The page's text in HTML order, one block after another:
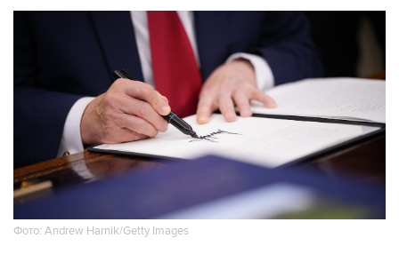
Фото: Andrew Harnik/Getty Images